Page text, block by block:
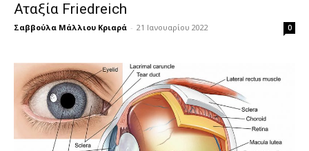
Αταξία Friedreich
Σαββούλα Μάλλιου Κριαρά - 21 Ιανουαρίου 2022 0